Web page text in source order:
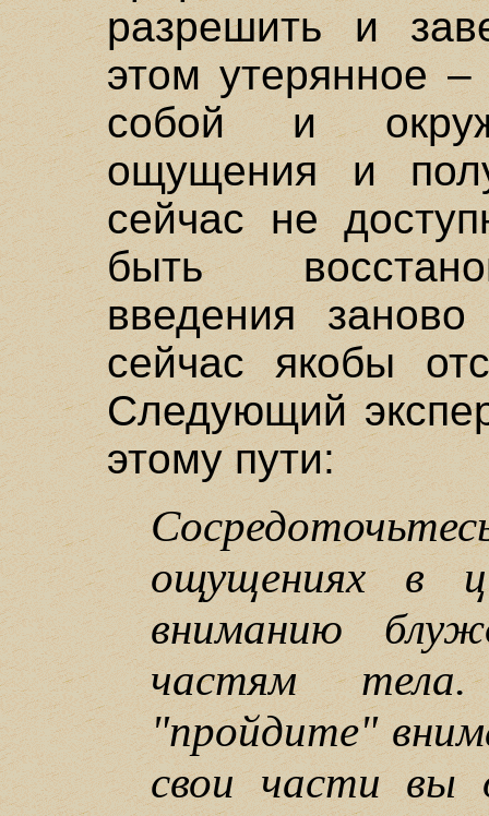
разрешить и
этом утерянное –
собой и
ощущения и
сейчас не
быть
введения
сейчас якобы
Следующий
этому пути:
ощущениях в
вниманию
частям
"пройдите"
свои части вы